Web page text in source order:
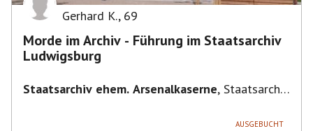
Gerhard K., 69
Morde im Archiv - Führung im Staatsarchiv
Ludwigsburg
Staatsarchiv ehem. Arsenalkaserne, Staatsarchiv
AUSGEBUCHT